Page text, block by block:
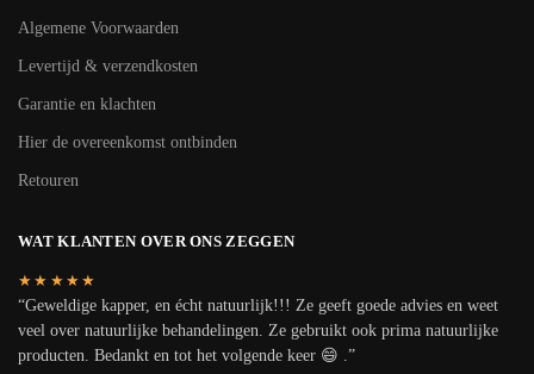
Algemene Voorwaarden
Levertijd & verzendkosten
Garantie en klachten
Hier de overeenkomst ontbinden
Retouren
WAT KLANTEN OVER ONS ZEGGEN
★★★★★
“Geweldige kapper, en écht natuurlijk!!! Ze geeft goede advies en weet
veel over natuurlijke behandelingen. Ze gebruikt ook prima natuurlijke
producten. Bedankt en tot het volgende keer 😄 .”